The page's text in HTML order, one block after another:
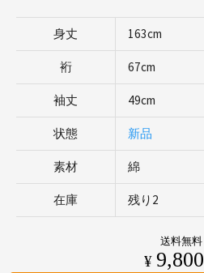
身丈 163cm
裄 67cm
袖丈 49cm
状態 新品
素材 綿
在庫 残り2
送料無料
¥9,800